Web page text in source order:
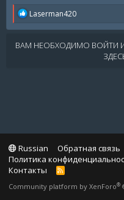
R
a
c
t
Laserman420
ВАМ НЕОБХОДИМО ВОЙТИ
Russian Обратная связь
Политика
Контакты
R
S
Community platform by XenForo®